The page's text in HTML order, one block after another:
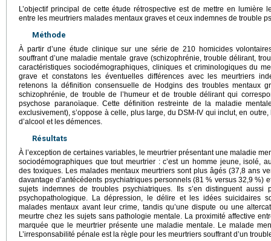
L’objectif principal de cette étude rétrospective est de mettre en lumière
entre les meurtriers malades mentaux graves et ceux indemnes de trouble
Méthode
À partir d’une étude clinique sur une série de 210 homicides
souffrant d’une maladie mentale grave (schizophrénie, trouble délirant,
caractéristiques sociodémographiques, cliniques et criminologiques du
grave et constatons les éventuelles différences avec les meurtriers
retenons la définition consensuelle de Hodgins des troubles mentaux
schizophrénie, de trouble de l’humeur et de trouble délirant qui
psychose paranoïaque. Cette définition restreinte de la maladie
exclusivement), s’oppose à celle, plus large, du DSM-IV qui inclut, en
d’alcool et les démences.
Résultats
À l’exception de certaines variables, le meurtrier présentant une maladie
sociodémographiques que tout meurtrier : c’est un homme jeune, isolé,
des toxiques. Les malades mentaux meurtriers sont plus âgés (37,8 ans
davantage d’antécédents psychiatriques personnels (81 % versus 32,9 %)
sujets indemnes de troubles psychiatriques. Ils s’en distinguent
psychopathologique. La dépression, le délire et les idées suicidaires
malades mentaux avant leur crime, tandis qu’une dispute ou une
meurtre chez les sujets sans pathologie mentale. La proximité affective
marquée que le meurtrier présente une maladie mentale. Le malade
L’irresponsabilité pénale est la règle pour les meurtriers souffrant d’un